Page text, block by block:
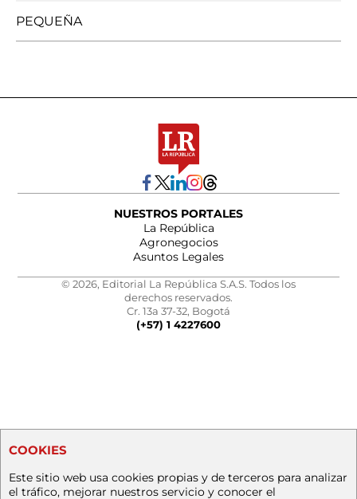
PEQUEÑA
NUESTROS PORTALES
La República
Agronegocios
Asuntos Legales
© 2026, Editorial La República S.A.S. Todos los
derechos reservados.
Cr. 13a 37-32, Bogotá
(+57) 1 4227600
COOKIES
Este sitio web usa cookies propias y de terceros para analizar
el tráfico, mejorar nuestros servicio y conocer el